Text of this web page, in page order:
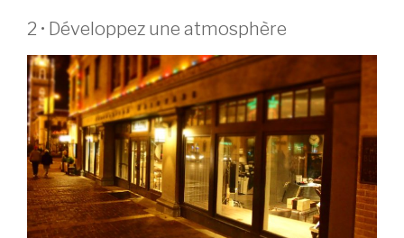
2 • Développez une atmosphère